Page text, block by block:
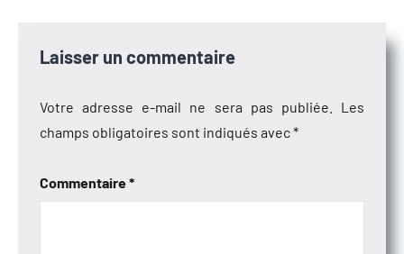
Laisser un commentaire
Votre adresse e-mail ne sera pas publiée.
Les
champs obligatoires sont indiqués avec*
Commentaire*